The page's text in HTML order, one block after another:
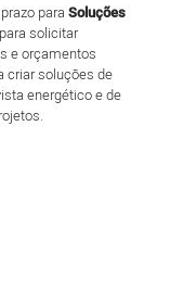
para Soluções
solicitar
e orçamentos
criar soluções de
energético e de